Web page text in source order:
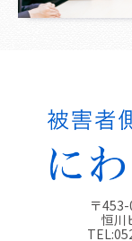
〒
恒川
TEL: